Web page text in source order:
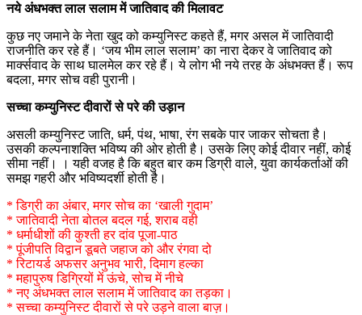
नये अंधभक्त लाल सलाम में जातिवाद की मिलावट
कुछ नए जमाने के नेता खुद को कम्युनिस्ट कहते हैं, मगर असल में जातिवादी
राजनीति कर रहे हैं। ‘जय भीम लाल सलाम’ का नारा देकर वे जातिवाद को
मार्क्सवाद के साथ घालमेल कर रहे हैं। ये लोग भी नये तरह के अंधभक्त हैं। रूप
बदला, मगर सोच वही पुरानी।
सच्चा कम्युनिस्ट दीवारों से परे की उड़ान
असली कम्युनिस्ट जाति, धर्म, पंथ, भाषा, रंग सबके पार जाकर सोचता है।
उसकी कल्पनाशक्ति भविष्य की ओर होती है। उसके लिए कोई दीवार नहीं, कोई
सीमा नहीं। । यही वजह है कि बहुत बार कम डिग्री वाले, युवा कार्यकर्ताओं की
समझ गहरी और भविष्यदर्शी होती है।
* डिग्री का अंबार, मगर सोच का ‘खाली गुदाम’
* जातिवादी नेता बोतल बदल गई, शराब वही
* धर्माधीशों की कुश्ती हर दांव पूजा-पाठ
* पूंजीपति विद्वान डूबते जहाज को और रंगवा दो
* रिटायर्ड अफसर अनुभव भारी, दिमाग हल्का
* महापुरुष डिग्रियों में ऊंचे, सोच में नीचे
* नए अंधभक्त लाल सलाम में जातिवाद का तड़का।
* सच्चा कम्युनिस्ट दीवारों से परे उड़ने वाला बाज़।